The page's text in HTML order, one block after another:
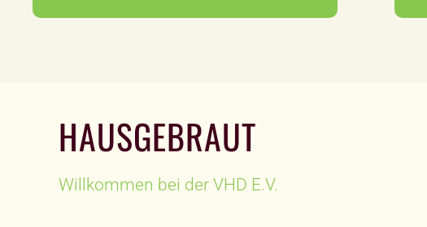
HAUSGEBRAUT
Willkommen bei der VHD E.V.